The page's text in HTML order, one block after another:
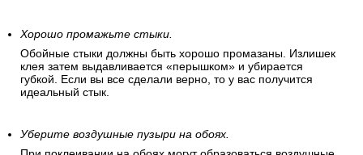
Хорошо промажьте стыки.
Обойные стыки должны быть хорошо промазаны. Излишек
клея затем выдавливается «перышком» и убирается
губкой. Если вы все сделали верно, то у вас получится
идеальный стык.
Уберите воздушные пузыри на обоях.